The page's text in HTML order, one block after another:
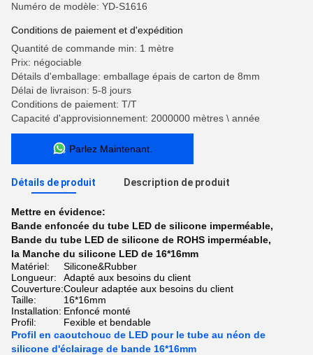
Numéro de modèle: YD-S1616
Conditions de paiement et d'expédition
Quantité de commande min: 1 mètre
Prix: négociable
Détails d'emballage: emballage épais de carton de 8mm
Délai de livraison: 5-8 jours
Conditions de paiement: T/T
Capacité d'approvisionnement: 2000000 mètres \ année
Parlez Maintenant.
Détails de produit Description de produit
Mettre en évidence:
Bande enfoncée du tube LED de silicone imperméable,
Bande du tube LED de silicone de ROHS imperméable,
la Manche du silicone LED de 16*16mm
Matériel:
Silicone&Rubber
Longueur:
Adapté aux besoins du client
Couverture:Couleur adaptée aux besoins du client
Taille:
16*16mm
Installation: Enfoncé monté
Profil:
Fexible et bendable
Profil en caoutchouc de LED pour le tube au néon de
silicone d'éclairage de bande 16*16mm